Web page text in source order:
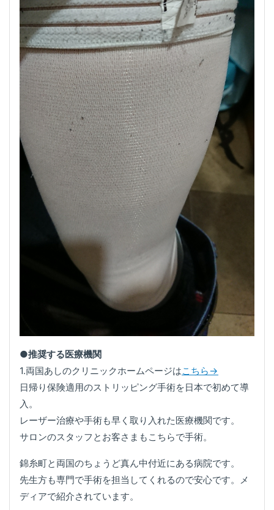
●推奨する医療機関
1.両国あしのクリニックホームページはこちら→
日帰り保険適用のストリッピング手術を日本で初めて導
入。
レーザー治療や手術も早く取り入れた医療機関です。
サロンのスタッフとお客さまもこちらで手術。
錦糸町と両国のちょうど真ん中付近にある病院です。
先生方も専門で手術を担当してくれるので安心です。メ
ディアで紹介されています。